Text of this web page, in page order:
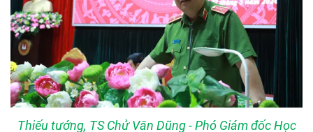
Thiếu tướng, TS Chử Văn Dũng - Phó Giám đốc Học